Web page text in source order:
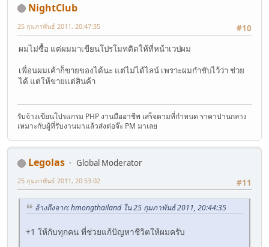
NightClub
#10
25 กุมภาพันธ์ 2011, 20:47:35
ผมไม่ซื้อ แต่ผมมาเขียนโปรโมทติดให้ที่หน้าเวปผม
เพื่อนผมเค้าก็ขายของได้นะ แต่ไม่ได้ไลน์ เพราะผมกำชับไว้ว่า ช่วย
ได้ แต่ให้ขายแต่สินค้า
รับจ้างเขียนโปรแกรม PHP งานมืออาชีพ เสร็จตามที่กำหนด ราคาปานกลาง
เหมาะกับผู้ที่รับงานมาแล้วส่งต่อจ๊ะ PM มาเลย
Legolas
Global Moderator
#11
25 กุมภาพันธ์ 2011, 20:53:02
อ้างถึงจาก: hmongthailand ใน 25 กุมภาพันธ์ 2011, 20:44:35
+1 ให้กับทุกคน ที่ช่วยแก้ปัญหาชีวิตให้ผมครับ